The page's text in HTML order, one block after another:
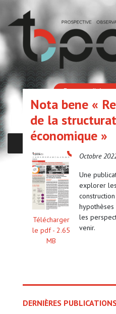
Espace adhérent
Nota bene «
de la
économique »
Télécharger
le pdf - 2.65
MB
Octobre
Une
explorer
les
venir.
DERNIÈRES